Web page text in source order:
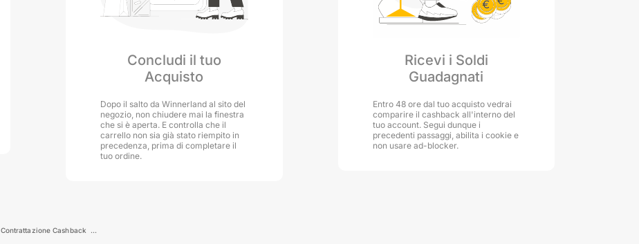
Concludi il tuo
Acquisto
Dopo il salto da Winnerland al sito del
negozio, non chiudere mai la finestra
che si è aperta. E controlla che il
carrello non sia già stato riempito in
precedenza, prima di completare il
tuo ordine.
Ricevi i Soldi
Guadagnati
Entro 48 ore dal tuo acquisto vedrai
comparire il cashback all'interno del
tuo account. Segui dunque i
precedenti passaggi, abilita i cookie e
non usare ad-blocker.
Contrattazione Cashback